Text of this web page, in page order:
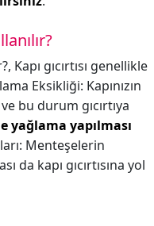
Kapı gıcırtısı genellikle
Eksikliği: Kapınızın
bu durum gıcırtıya
yağlama yapılması
Menteşelerin
da kapı gıcırtısına yol